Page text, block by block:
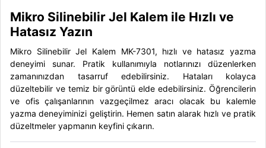
Mikro Silinebilir Jel Kalem ile Hızlı ve
Hatasız Yazın
Mikro Silinebilir Jel Kalem MK-7301, hızlı ve hatasız yazma
deneyimi sunar. Pratik kullanımıyla notlarınızı düzenlerken
zamanınızdan tasarruf edebilirsiniz. Hataları kolayca
düzeltebilir ve temiz bir görüntü elde edebilirsiniz. Öğrencilerin
ve ofis çalışanlarının vazgeçilmez aracı olacak bu kalemle
yazma deneyiminizi geliştirin. Hemen satın alarak hızlı ve pratik
düzeltmeler yapmanın keyfini çıkarın.